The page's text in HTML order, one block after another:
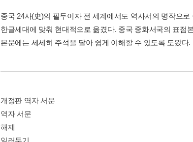
중국 24사(史)의 필두이자 전 세계에서도 역사서의 명작으
한글세대에 맞춰 현대적으로 옮겼다. 중국 중화서국의 표점
본문에는 세세히 주석을 달아 쉽게 이해할 수 있도록 도왔다.
개정판 역자 서문
역자 서문
해제
일러두기